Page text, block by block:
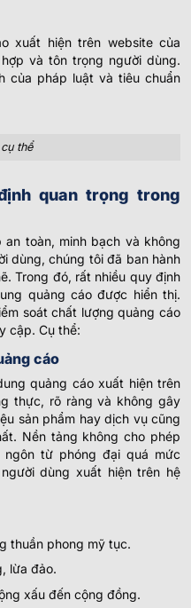
xuất hiện trên website của
và tôn trọng người dùng.
của pháp luật và tiêu chuẩn
thể
quan trọng trong
toàn, minh bạch và không
dùng, chúng tôi đã ban hành
Trong đó, rất nhiều quy định
quảng cáo được hiển thị.
soát chất lượng quảng cáo
cập. Cụ thể:
cáo
quảng cáo xuất hiện trên
thực, rõ ràng và không gây
sản phẩm hay dịch vụ cũng
Nền tảng không cho phép
từ phóng đại quá mức
dùng xuất hiện trên hệ
thuần phong mỹ tục.
lừa đảo.
xấu đến cộng đồng.